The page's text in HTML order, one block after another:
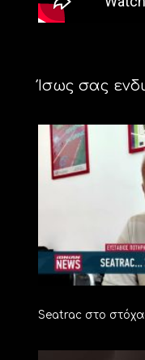
Ίσως σας
Seatrac στο